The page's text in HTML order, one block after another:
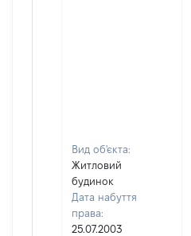
Вид об'єкта:
Житловий
будинок
Дата набуття
права:
25.07.2003